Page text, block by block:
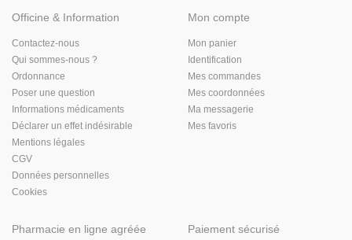
Officine & Information
Contactez-nous
Qui sommes-nous ?
Ordonnance
Poser une question
Informations médicaments
Déclarer un effet indésirable
Mentions légales
CGV
Données personnelles
Cookies
Mon compte
Mon panier
Identification
Mes commandes
Mes coordonnées
Ma messagerie
Mes favoris
Pharmacie en ligne agréée Paiement sécurisé